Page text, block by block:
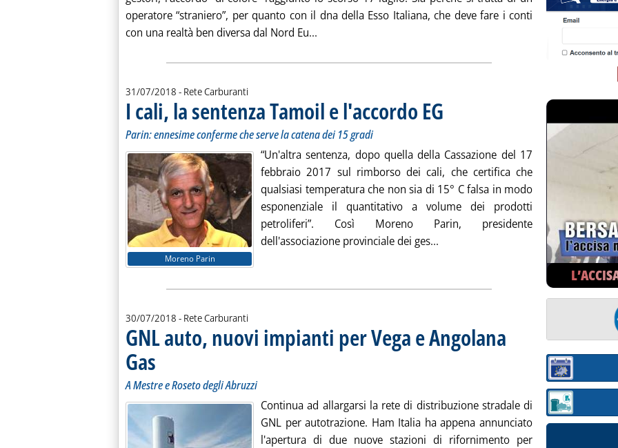
operatore “straniero”, per quanto con il dna della Esso Italiana, che deve fare i conti
con una realtà ben diversa dal Nord Eu...
31/07/2018 - Rete Carburanti
I cali, la sentenza Tamoil e l'accordo EG . Sottotitolo: Parin: ennesime conferme che serve la
. Pubblicata martedì 31 luglio 2018 alle 10.53.
Parin: ennesime conferme che serve la catena dei 15 gradi
Moreno Parin
“Un'altra sentenza, dopo quella della Cassazione del 17
febbraio 2017 sul rimborso dei cali, che certifica che
qualsiasi temperatura che non sia di 15° C falsa in modo
esponenziale il quantitativo a volume dei prodotti
petroliferi”. Così Moreno Parin, presidente
dell'associazione provinciale dei ges... Leggi tutta la notizia: 'I cali, la
30/07/2018 - Rete Carburanti
GNL auto, nuovi impianti per Vega e Angolana
Gas . Sottotitolo: A Mestre e Roseto degli Abruzzi
. Pubblicata lunedì 30 luglio 2018 alle 17.2.
A Mestre e Roseto degli Abruzzi
Continua ad allargarsi la rete di distribuzione stradale di
GNL per autotrazione. Ham Italia ha appena annunciato
l'apertura di due nuove stazioni di rifornimento per
Sezione:
Sezione: